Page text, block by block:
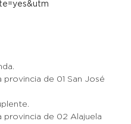
de 01 San José
provincia de 02 Alajuela